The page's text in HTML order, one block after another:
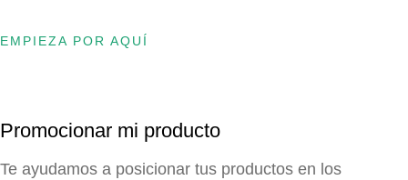
EMPIEZA POR AQUÍ
Promocionar mi producto
Te ayudamos a posicionar tus productos en los